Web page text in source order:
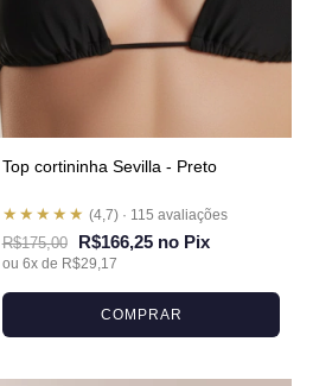
Top cortininha Sevilla - Preto
★★★★★ (4,7) · 115 avaliações
R$175,00 R$166,25 no Pix
ou 6x de R$29,17
COMPRAR